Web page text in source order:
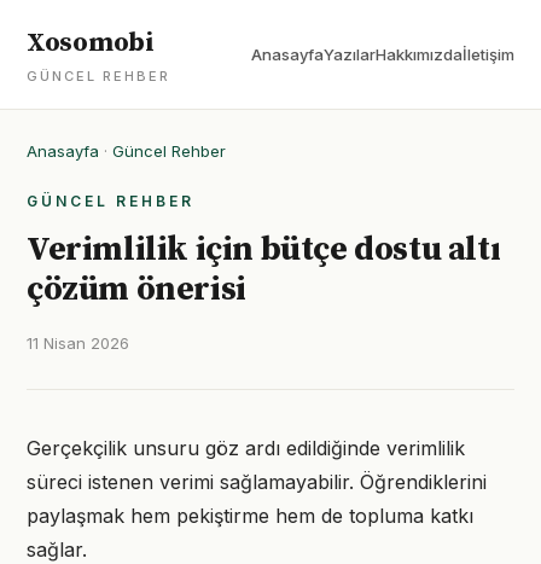
Xosomobi
GÜNCEL REHBER
AnasayfaYazılarHakkımızdaİletişim
Anasayfa · Güncel Rehber
GÜNCEL REHBER
Verimlilik için bütçe dostu altı
çözüm önerisi
11 Nisan 2026
Gerçekçilik unsuru göz ardı edildiğinde verimlilik
süreci istenen verimi sağlamayabilir. Öğrendiklerini
paylaşmak hem pekiştirme hem de topluma katkı
sağlar.